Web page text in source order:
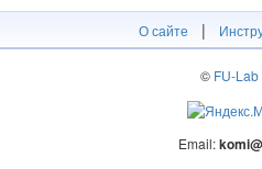
О сайте |
© FU-Lab
Email: